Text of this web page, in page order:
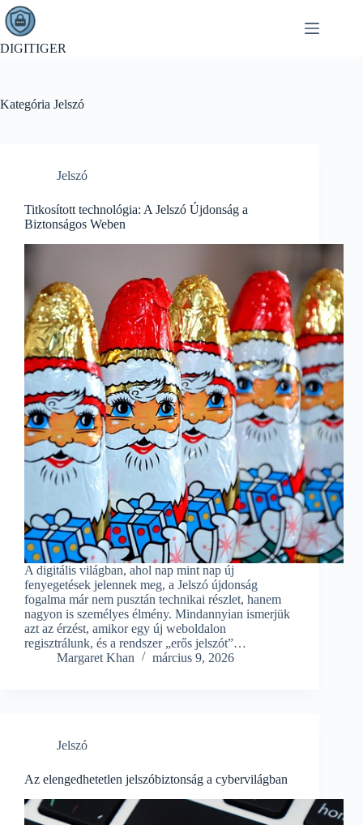
Skip
to
content
DIGITIGER
Kategória Jelszó
Jelszó
Titkosított technológia: A Jelszó Újdonság a
Biztonságos Weben
A digitális világban, ahol nap mint nap új
fenyegetések jelennek meg, a Jelszó újdonság
fogalma már nem pusztán technikai részlet, hanem
nagyon is személyes élmény. Mindannyian ismerjük
azt az érzést, amikor egy új weboldalon
regisztrálunk, és a rendszer „erős jelszót”…
Margaret Khan
március 9, 2026
Jelszó
Az elengedhetetlen jelszóbiztonság a cybervilágban